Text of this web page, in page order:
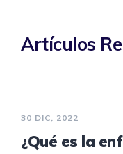
Artículos
30 DIC, 2022
¿Qué es la